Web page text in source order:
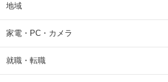
地域
家電・PC・カメラ
就職・転職